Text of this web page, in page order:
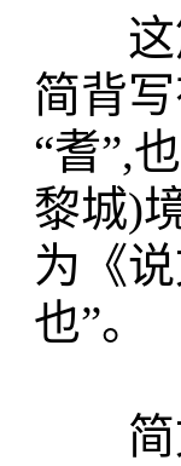
这篇
简背
“耆”,
黎城)
为《
也”。
简文